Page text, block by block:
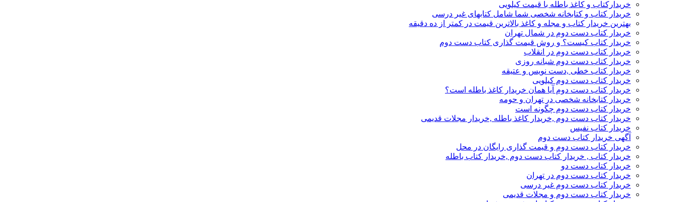
خریدارکتاب و کاغذ باطله با قیمت کیلویی
خریدار کتاب و کتابخانه شخصی شما شامل کتابهای غیر درسی
بهترین خریدار کتاب و مجله و کاغذ بالاترین قیمت در کمتر از ده دقیقه
خریدار کتاب دست دوم در شمال تهران
خریدار کتاب کیست؟ و روش قیمت گذاری کتاب دست دوم
خریدار کتاب دست دوم در انقلاب
خریدار کتاب دست دوم شبانه روزی
خریدار کتاب خطی ,دست نویس و عتیقه
خریدار کتاب دست دوم کیلویی
خریدار کتاب دست دوم آیا همان خریدار کاغذ باطله است؟
خریدار کتابخانه شخصی در تهران و حومه
خریدار کتاب دست دوم چگونه است
خریدار کتاب دست دوم ,خریدار کاغذ باطله ,خریدار مجلات قدیمی
خریدار کتاب نفیس
آگهی خریدار کتاب دست دوم
خریدار کتاب دست دوم و قیمت گذاری رایگان در محل
خریدار کتاب , خریدار کتاب دست دوم ,خریدار کتاب باطله
خریدار کتاب دست دو
خریدار کتاب دست دوم در تهران
خریدار کتاب دست دوم غیر درسی
خریدار کتاب دست دوم و مجلات قدیمی